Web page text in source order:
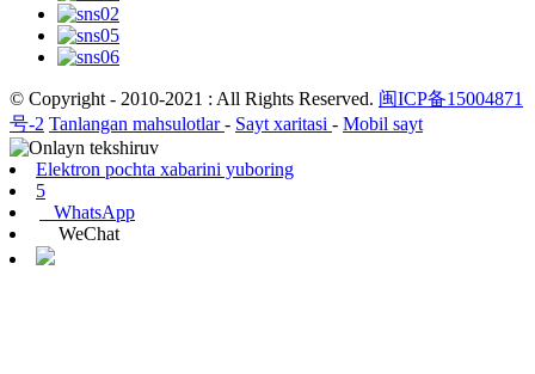
© Copyright - 2010-2021 : All Rights Reserved. 闽ICP备15004871
号-2 Tanlangan mahsulotlar- Sayt xaritasi - Mobil sayt
Elektron pochta xabarini yuboring
5
WhatsApp
WeChat